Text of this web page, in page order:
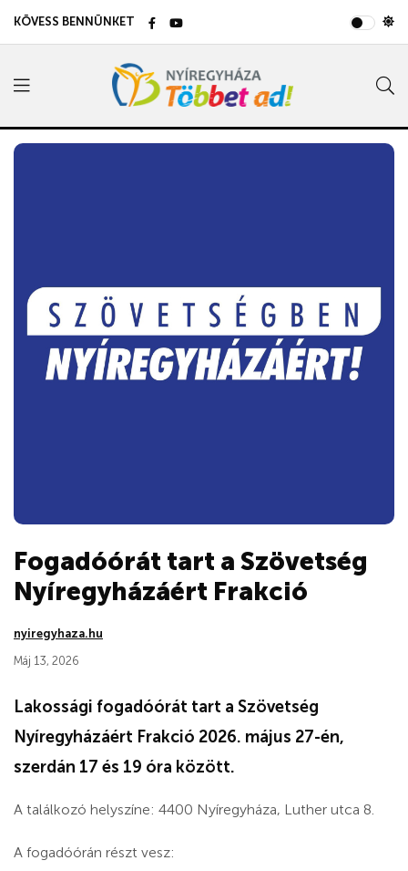
KÖVESS BENNÜNKET
Fogadóórát tart a Szövetség
Nyíregyházáért Frakció
nyiregyhaza.hu
Máj 13, 2026
Lakossági fogadóórát tart a Szövetség
Nyíregyházáért Frakció 2026. május 27-én,
szerdán 17 és 19 óra között.
A találkozó helyszíne: 4400 Nyíregyháza, Luther utca 8.
A fogadóórán részt vesz: